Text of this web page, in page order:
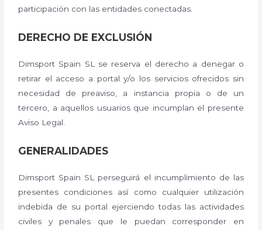
participación con las entidades conectadas.
DERECHO DE EXCLUSIÓN
Dimsport Spain SL se reserva el derecho a denegar o
retirar el acceso a portal y/o los servicios ofrecidos sin
necesidad de preaviso, a instancia propia o de un
tercero, a aquellos usuarios que incumplan el presente
Aviso Legal.
GENERALIDADES
Dimsport Spain SL perseguirá el incumplimiento de las
presentes condiciones así como cualquier utilización
indebida de su portal ejerciendo todas las actividades
civiles y penales que le puedan corresponder en